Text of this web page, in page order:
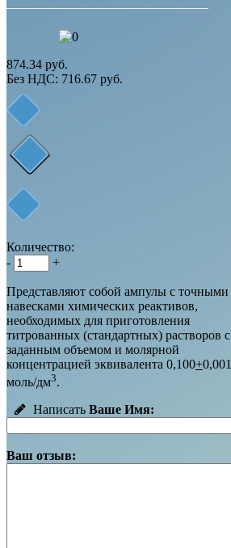
874.34 руб.
Без НДС: 716.67 руб.
Количество:
-
+
Представляют собой ампулы с точными
навесками химических реактивов,
необходимых для приготовления
титрованных (стандартных) растворов с
заданным объемом и молярной
концентрацией эквивалента 0,100+0,001
моль/дм3.
Написать Ваше Имя:
Ваш отзыв: